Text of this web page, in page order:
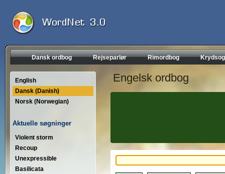
Dansk ordbog Rejseparlør Rimordbog
English
Dansk (Danish)
Norsk (Norwegian)
Aktuelle søgninger
Violent storm
Recoup
Unexpressible
Basilicata
Engelsk ordbog